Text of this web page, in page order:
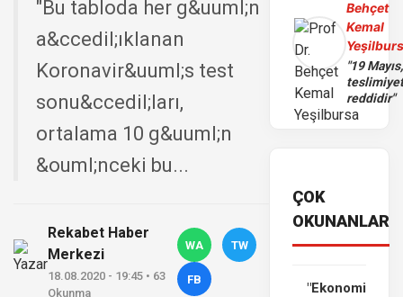
"Bu tabloda her g&uuml;n
a&ccedil;ıklanan
Koronavir&uuml;s test
sonu&ccedil;ları,
ortalama 10 g&uuml;n
&ouml;nceki bu...
Rekabet Haber
Merkezi
18.08.2020 - 19:45 • 63
Okunma
WA TW
FB
Behçet
Kemal
"19 Mayıs,
reddidir"
ÇOK
OKUNANLAR
"Ekonomi